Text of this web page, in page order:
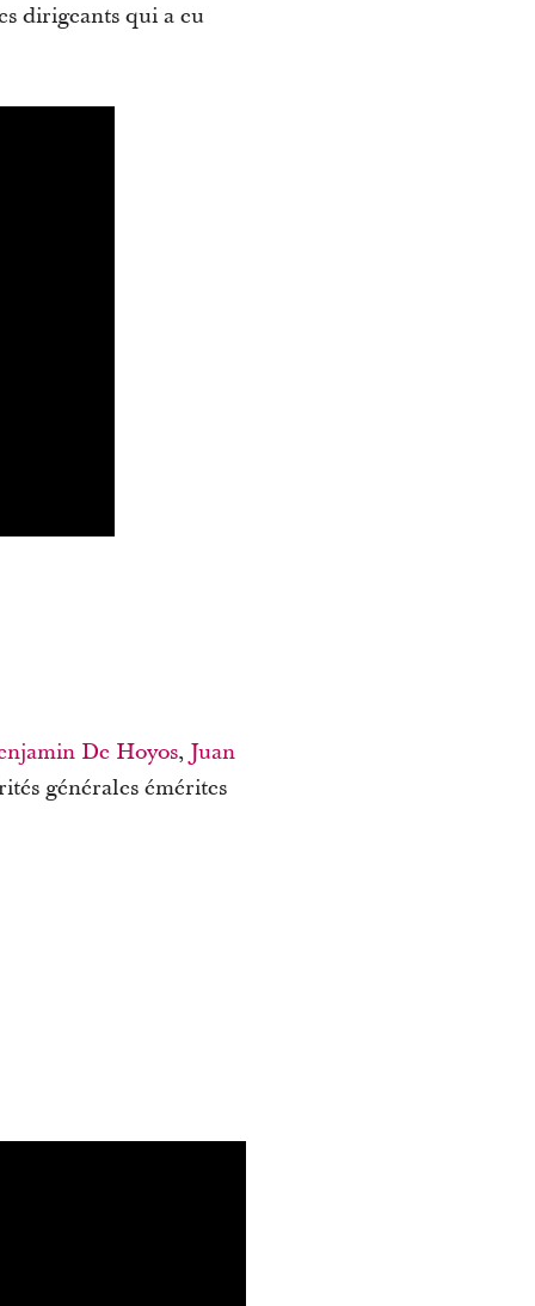
dirigeants qui a eu
De Hoyos, Juan
générales émérites